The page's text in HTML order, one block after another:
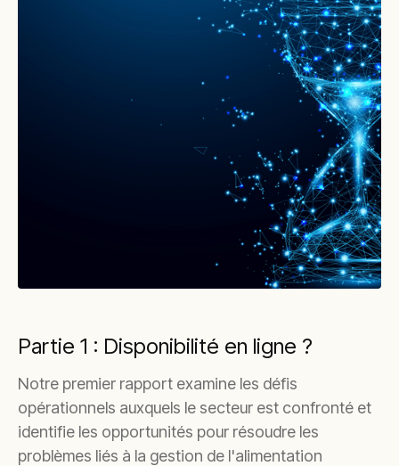
Partie 1 : Disponibilité en ligne ?
Notre premier rapport examine les défis
opérationnels auxquels le secteur est confronté et
identifie les opportunités pour résoudre les
problèmes liés à la gestion de l'alimentation